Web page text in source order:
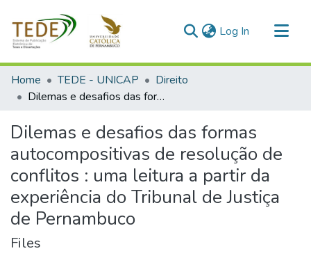
Log In (current)
Communities & Collections
All of DSpace
Home TEDE - UNICAP
Direito
Dilemas e desafios das formas autocompositivas de resolução de conflitos : uma leitura a partir da experiência do Tribunal de Justiça de Pernambuco
Dilemas e desafios das formas
autocompositivas de resolução de
conflitos : uma leitura a partir da
experiência do Tribunal de Justiça
de Pernambuco
Files